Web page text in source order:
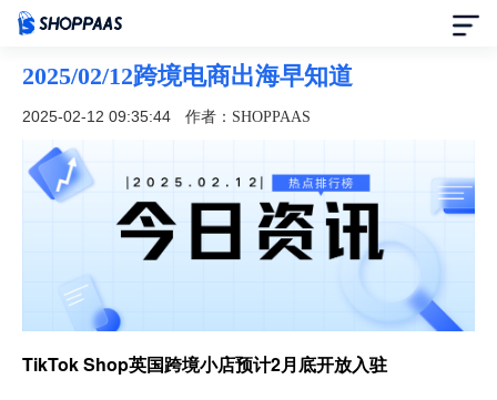
首页
定价
模板中心
合作伙伴
2025/02/12跨境电商出海早知道
2025-02-12 09:35:44 作者：SHOPPAAS
TikTok Shop英国跨境小店预计2月底开放入驻